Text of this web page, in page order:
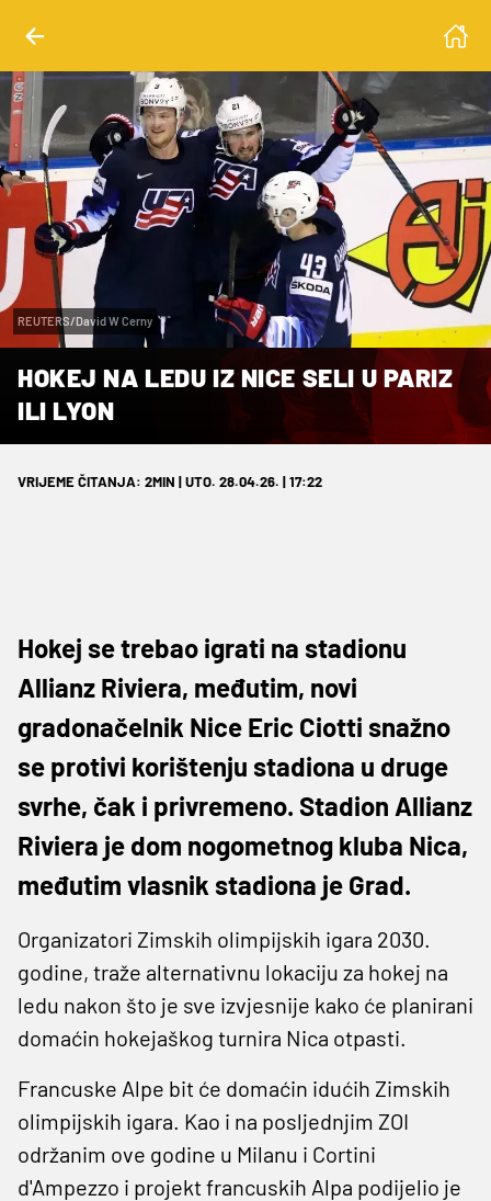
REUTERS/David W Cerny
HOKEJ NA LEDU IZ NICE SELI U PARIZ
ILI LYON
VRIJEME ČITANJA: 2MIN | UTO. 28.04.26. | 17:22
Hokej se trebao igrati na stadionu
Allianz Riviera, međutim, novi
gradonačelnik Nice Eric Ciotti snažno
se protivi korištenju stadiona u druge
svrhe, čak i privremeno. Stadion Allianz
Riviera je dom nogometnog kluba Nica,
međutim vlasnik stadiona je Grad.
Organizatori Zimskih olimpijskih igara 2030.
godine, traže alternativnu lokaciju za hokej na
ledu nakon što je sve izvjesnije kako će planirani
domaćin hokejaškog turnira Nica otpasti.
Francuske Alpe bit će domaćin idućih Zimskih
olimpijskih igara. Kao i na posljednjim ZOI
održanim ove godine u Milanu i Cortini
d'Ampezzo i projekt francuskih Alpa podijelio je